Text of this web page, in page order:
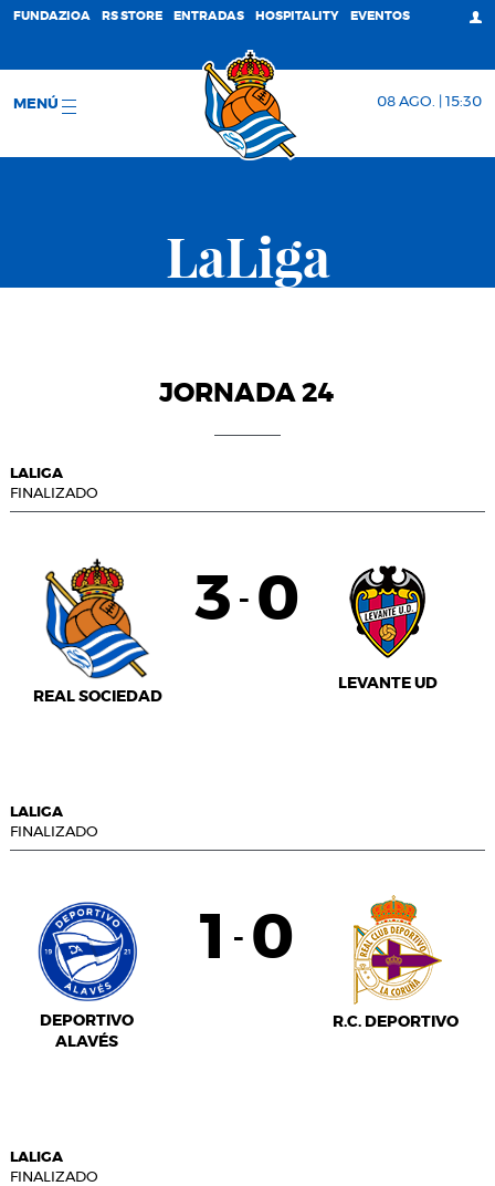
FUNDAZIOA RS STORE ENTRADAS HOSPITALITY EVENTOS
MENÚ 08 AGO. | 15:30
LaLiga
JORNADA 24
LALIGA
FINALIZADO
REAL SOCIEDAD
3 - 0
LEVANTE UD
LALIGA
FINALIZADO
DEPORTIVO
ALAVÉS
1 - 0
R.C. DEPORTIVO
LALIGA
FINALIZADO